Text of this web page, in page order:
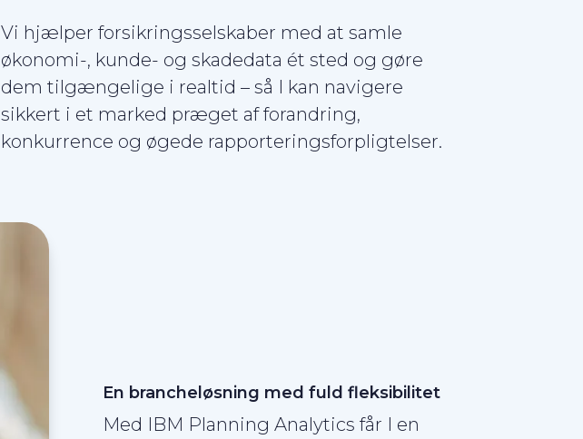
Vi hjælper forsikringsselskaber med at samle
økonomi-, kunde- og skadedata ét sted og gøre
dem tilgængelige i realtid – så I kan navigere
sikkert i et marked præget af forandring,
konkurrence og øgede rapporteringsforpligtelser.
En brancheløsning med fuld fleksibilitet
Med IBM Planning Analytics får I en